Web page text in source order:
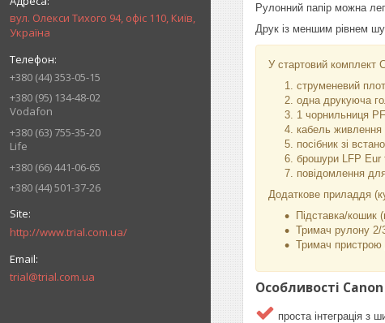
вул. Олекси Тихого 94, офіс 110, Київ,
Україна
+380 (44) 353-05-15
+380 (95) 134-48-02
Vodafon
+380 (63) 755-35-20
Life
+380 (66) 441-06-65
+380 (44) 501-37-26
http://www.trial.com.ua/
trial@trial.com.ua
Рулонний папір можна
Друк із меншим рівнем
У стартовий комплект
струменевий
одна друкуюча
1 чорнильниця
кабель живлення
посібник зі
брошури LFP Eur
повідомлення
Додаткове приладдя
Підставка/кошик
Тримач рулону
Тримач пристрою
Особливості
проста інтеграція